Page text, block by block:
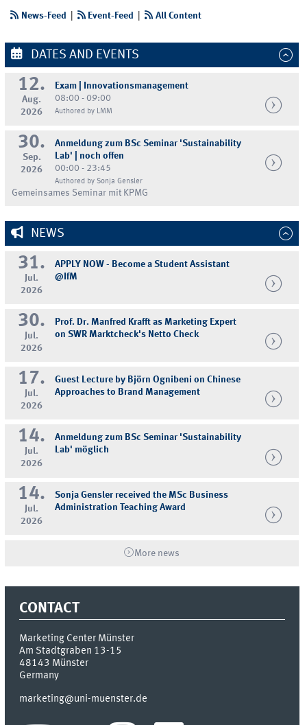
News-Feed Event-Feed | All Content
DATES AND EVENTS
12.
Aug.
2026
Exam | Innovationsmanagement
08:00 - 09:00
Authored by LMM
30.
Sep.
2026
Anmeldung zum BSc Seminar 'Sustainability
Lab' | noch offen
00:00 - 23:45
Authored by Sonja Gensler
Gemeinsames Seminar mit KPMG
NEWS
31.
Jul.
2026
APPLY NOW - Become a Student Assistant
@IfM
30.
Jul.
2026
Prof. Dr. Manfred Krafft as Marketing Expert
on SWR Marktcheck's Netto Check
17.
Jul.
2026
Guest Lecture by Björn Ognibeni on Chinese
Approaches to Brand Management
14.
Jul.
2026
Anmeldung zum BSc Seminar 'Sustainability
Lab' möglich
14.
Jul.
2026
Sonja Gensler received the MSc Business
Administration Teaching Award
More news
CONTACT
Marketing Center Münster
Am Stadtgraben 13-15
48143 Münster
Germany
marketing@uni-muenster.de